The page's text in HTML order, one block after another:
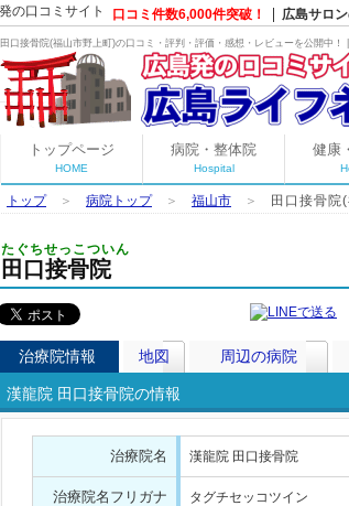
口コミ件数6,000件突破！ 広島サロ
田口接骨院(福山市野上町)の口コミ・評判・評価・感想・レビューを公開中！
トップページ
HOME
病院・整体院
Hospital
健康
トップ＞ 病院トップ＞ 福山市 ＞ 田口接骨院
たぐちせっこついん
田口接骨院
治療院情報 地図 周辺の病院
漢龍院 田口接骨院の情報
治療院名 漢龍院 田口接骨院
治療院名フリガナ タグチセッコツイン